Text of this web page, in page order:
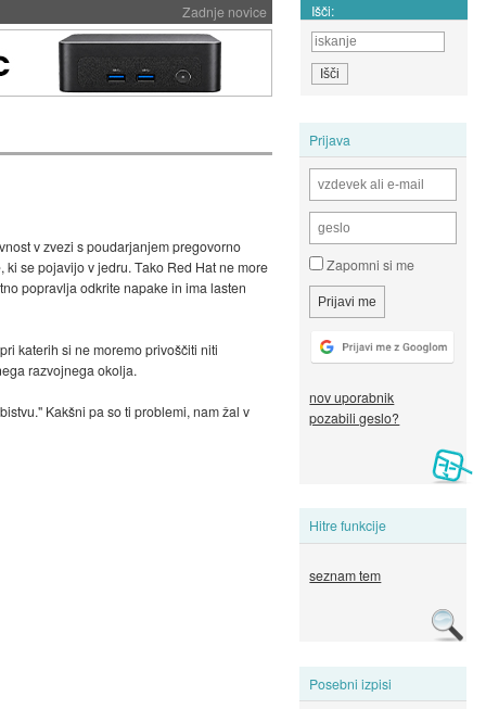
Zadnje novice Išči:
Prijava
Zapomni si me
nov uporabnik
pozabili geslo?
Hitre funkcije
seznam tem
Posebni izpisi
v zvezi s poudarjanjem pregovorno
se pojavijo v jedru. Tako Red Hat ne more
popravlja odkrite napake in ima lasten
katerih si ne moremo privoščiti niti
razvojnega okolja.
Kakšni pa so ti problemi, nam žal v